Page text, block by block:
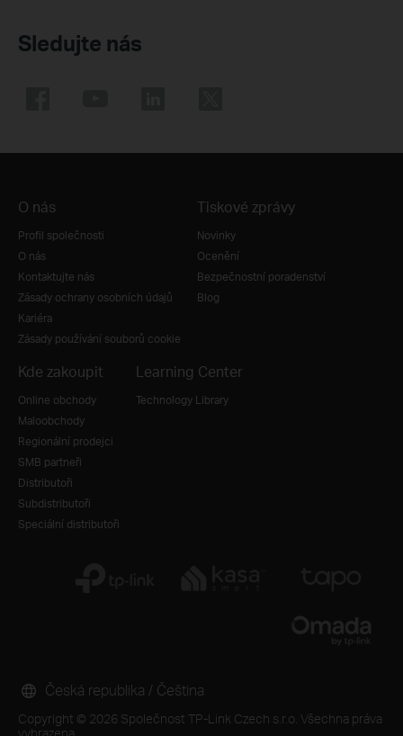
Sledujte nás
O nás
Profil společnosti
O nás
Kontaktujte nás
Zásady ochrany osobních údajů
Kariéra
Zásady používání souborů cookie
Tiskové zprávy
Novinky
Ocenění
Bezpečnostní poradenství
Blog
Kde zakoupit
Online obchody
Maloobchody
Regionální prodejci
SMB partneři
Distributoři
Subdistributoři
Speciální distributoři
Learning Center
Technology Library
Copyright © 2026 Společnost TP-Link Czech s.r.o. Všechna práva
Česká republika / Čeština